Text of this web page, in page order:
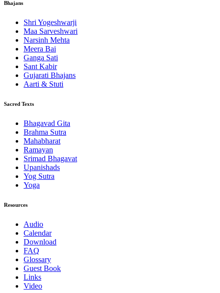
Bhajans
Shri Yogeshwarji
Maa Sarveshwari
Narsinh Mehta
Meera Bai
Ganga Sati
Sant Kabir
Gujarati Bhajans
Aarti & Stuti
Sacred Texts
Bhagavad Gita
Brahma Sutra
Mahabharat
Ramayan
Srimad Bhagavat
Upanishads
Yog Sutra
Yoga
Resources
Audio
Calendar
Download
FAQ
Glossary
Guest Book
Links
Video